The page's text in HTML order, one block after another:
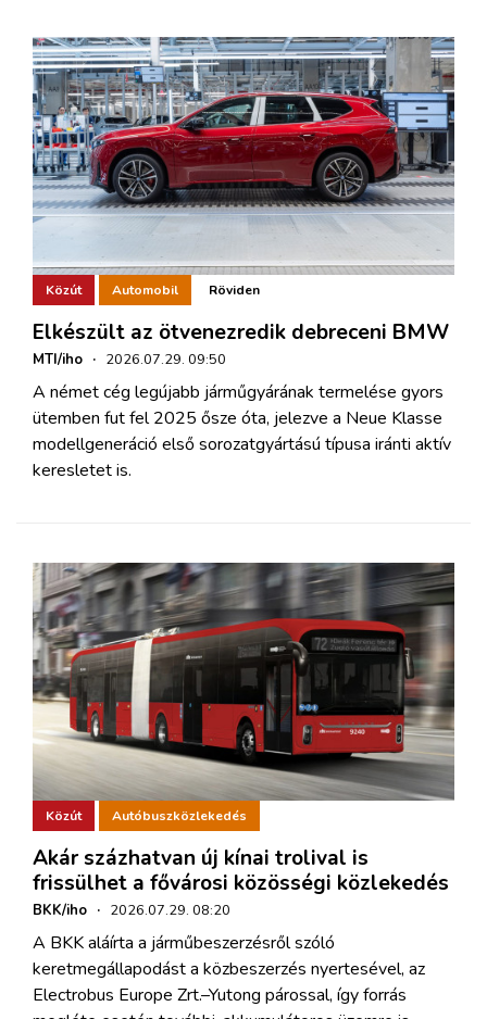
Közút Automobil Röviden
Elkészült az ötvenezredik debreceni BMW
MTI/iho · 2026.07.29. 09:50
A német cég legújabb járműgyárának termelése gyors
ütemben fut fel 2025 ősze óta, jelezve a Neue Klasse
modellgeneráció első sorozatgyártású típusa iránti aktív
keresletet is.
Közút Autóbuszközlekedés
Akár százhatvan új kínai trolival is
frissülhet a fővárosi közösségi közlekedés
BKK/iho · 2026.07.29. 08:20
A BKK aláírta a járműbeszerzésről szóló
keretmegállapodást a közbeszerzés nyertesével, az
Electrobus Europe Zrt.–Yutong párossal, így forrás